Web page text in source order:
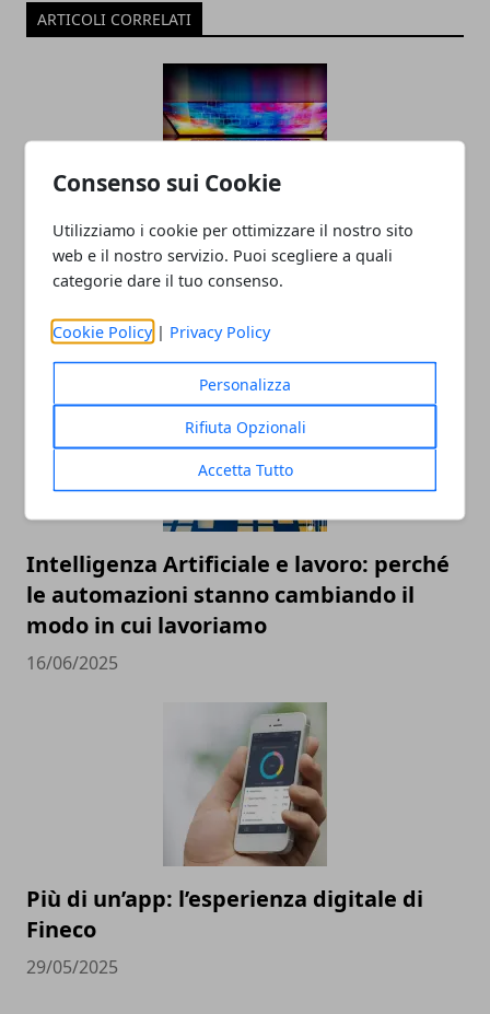
Consenso sui Cookie
Utilizziamo i cookie per ottimizzare il nostro sito
web e il nostro servizio. Puoi scegliere a quali
categorie dare il tuo consenso.
Cookie Policy | Privacy Policy
Personalizza
Rifiuta Opzionali
Accetta Tutto
ARTICOLI CORRELATI
Tecnologia e innovazione sociale: un
rapporto in crescita
18/07/2025
Intelligenza Artificiale e lavoro: perché
le automazioni stanno cambiando il
modo in cui lavoriamo
16/06/2025
Più di un’app: l’esperienza digitale di
Fineco
29/05/2025